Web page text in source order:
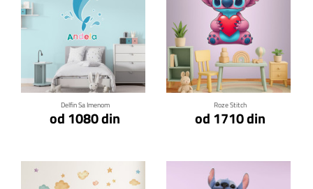
Delfin Sa Imenom
od 1080 din
Klikni za detalje
Roze Stitch
od 1710 din
Klikni za detalje